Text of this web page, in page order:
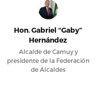
Hon. Gabriel “Gaby”
Hernández
Alcalde de Camuy y
presidente de la Federación
de Alcaldes